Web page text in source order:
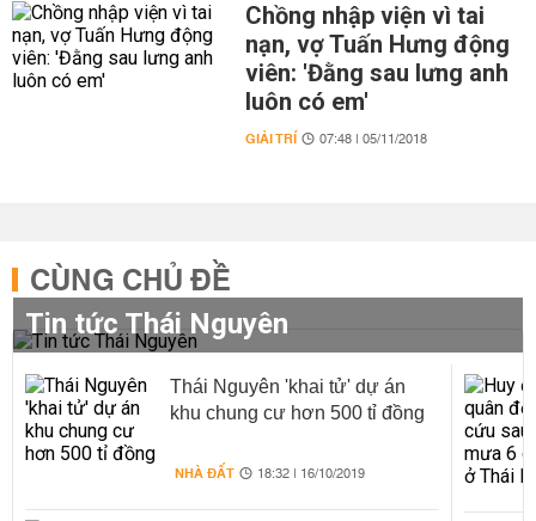
Chồng nhập viện vì tai
nạn, vợ Tuấn Hưng động
viên: 'Đằng sau lưng anh
luôn có em'
GIẢI TRÍ 07:48 | 05/11/2018
CÙNG CHỦ ĐỀ
Tin tức Thái Nguyên
Thái Nguyên 'khai tử' dự án
khu chung cư hơn 500 tỉ đồng
NHÀ ĐẤT 18:32 | 16/10/2019